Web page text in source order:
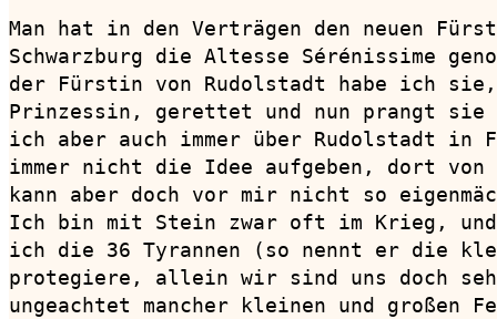
Man hat in den Verträgen den neuen
Schwarzburg die Altesse Sérénissime
der Fürstin von Rudolstadt habe ich
Prinzessin, gerettet und nun prangt
ich aber auch immer über Rudolstadt in
immer nicht die Idee aufgeben, dort von
kann aber doch vor mir nicht so
Ich bin mit Stein zwar oft im Krieg,
ich die 36 Tyrannen (so nennt er die
protegiere, allein wir sind uns doch
ungeachtet mancher kleinen und großen